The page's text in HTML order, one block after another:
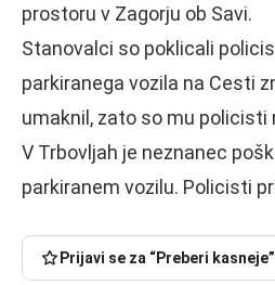
prostoru v Zagorju ob Savi.
Stanovalci so poklicali
parkiranega vozila na Cesti
umaknil, zato so mu policisti
V Trbovljah je neznanec
parkiranem vozilu. Policisti
Prijavi se za “Preberi kasneje”